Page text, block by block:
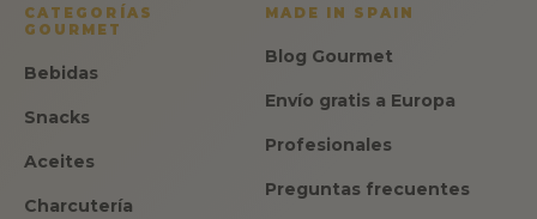
CATEGORÍAS
GOURMET
Bebidas
Snacks
Aceites
Charcutería
MADE IN SPAIN
Blog Gourmet
Envío gratis a Europa
Profesionales
Preguntas frecuentes